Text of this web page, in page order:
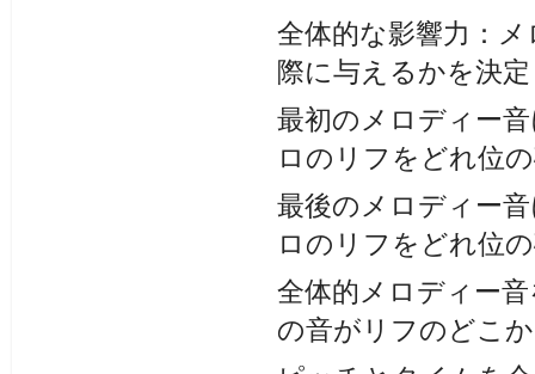
全体的な影響力：
際に与えるかを決
最初のメロディー
ロのリフをどれ位
最後のメロディー
ロのリフをどれ位
全体的メロディー
の音がリフのどこ